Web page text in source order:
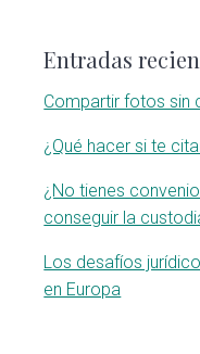
Entradas
Compartir fotos sin
¿Qué hacer si te
¿No tienes
conseguir la
Los desafíos
en Europa